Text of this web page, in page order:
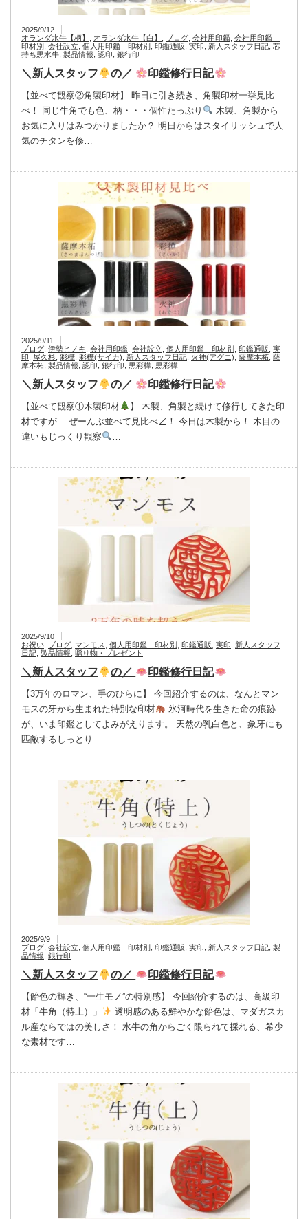
2025/9/12
オランダ水牛【柄】
オランダ水牛【白】 ブログ 会社用印鑑 会社用印鑑
印材別 会社設立 個人用印鑑 印材別 印鑑通販 実印 新人スタッフ日記 芯
持ち黒水牛 製品情報 認印 銀行印
＼新人スタッフ の／ 印鑑修行日記
【並べて観察②角製印材】 昨日に引き続き、角製印材一挙見比
べ！ 同じ牛角でも色、柄・・・個性たっぷり
木製、角製から
お気に入りはみつかりましたか？ 明日からはスタイリッシュで人
気のチタンを修…
2025/9/11
ブログ 伊勢ヒノキ 会社用印鑑 会社設立 個人用印鑑 印材別 印鑑通販 実
印
屋久杉 彩樺 彩樺(サイカ) 新人スタッフ日記 火神(アグニ) 薩摩本柘 薩
摩本柘 製品情報 認印 銀行印 黒彩樺 黒彩樺
＼新人スタッフ の／ 印鑑修行日記
【並べて観察①木製印材
】 木製、角製と続けて修行してきた印
材ですが… ぜーんぶ並べて見比べ〼！ 今日は木製から！ 木目の
違いもじっくり観察
2025/9/10
お祝い ブログ マンモス 個人用印鑑 印材別 印鑑通販 実印
新人スタッフ
日記 製品情報 贈り物・プレゼント
＼新人スタッフ の／ 印鑑修行日記
【3万年のロマン、手のひらに】 今回紹介するのは、なんとマン
モスの牙から生まれた特別な印材
氷河時代を生きた命の痕跡
が、いま印鑑としてよみがえります。 天然の乳白色と、象牙にも
匹敵するしっとり…
2025/9/9
ブログ 会社設立 個人用印鑑 印材別 印鑑通販 実印 新人スタッフ日記 製
品情報 銀行印
＼新人スタッフ の／ 印鑑修行日記
【飴色の輝き、“一生モノ”の特別感】 今回紹介するのは、高級印
材「牛角（特上）」
透明感のある鮮やかな飴色は、マダガスカ
ル産ならではの美しさ！ 水牛の角からごく限られて採れる、希少
な素材です…